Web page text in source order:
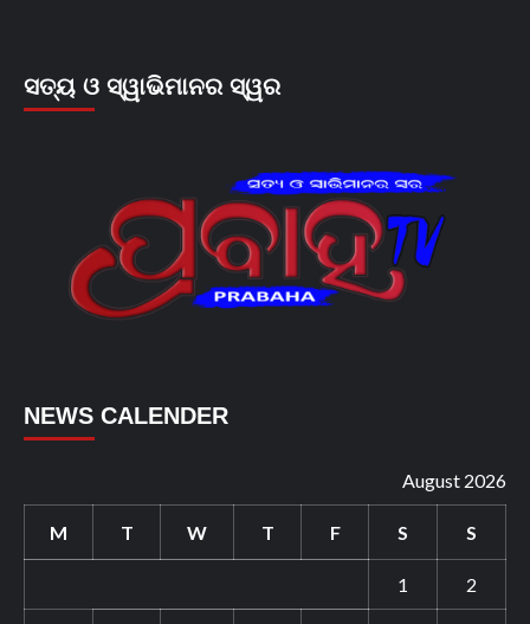
ସତ୍ୟ ଓ ସ୍ୱାଭିମାନର ସ୍ୱର
NEWS CALENDER
August 2026
M T W T F S S
1 2